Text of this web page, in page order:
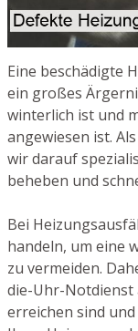
Eine beschädigte
ein großes
winterlich ist und
angewiesen ist.
wir darauf
beheben und
Bei
handeln, um eine
zu vermeiden.
die-Uhr-Notdienst
erreichen sind